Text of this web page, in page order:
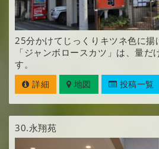
25分かけてじっくりキツネ色に揚
「ジャンボロースカツ」は、量だ
す。
詳細 地図 投稿一覧
30.永翔苑